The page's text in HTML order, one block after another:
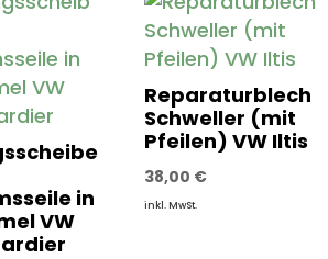
in
VW
Reparaturblech
Schweller (mit
Pfeilen) VW Iltis
38,00 €
inkl. MwSt.